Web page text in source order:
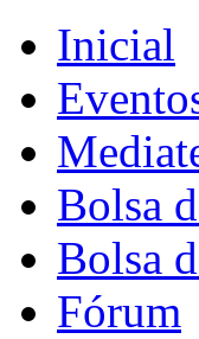
Inicial
Bolsa
Bolsa
Fórum